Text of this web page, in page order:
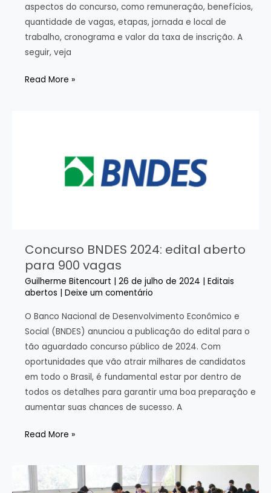
aspectos do concurso, como remuneração, benefícios,
quantidade de vagas, etapas, jornada e local de
trabalho, cronograma e valor da taxa de inscrição. A
seguir, veja
Concurso
Read More »
Concurso BNDES 2024: edital aberto
para 900 vagas
Guilherme Bitencourt 26 de julho de 2024
Editais
abertos
Deixe um comentário
O Banco Nacional de Desenvolvimento Econômico e
Social (BNDES) anunciou a publicação do edital para o
tão aguardado concurso público de 2024. Com
oportunidades que vão atrair milhares de candidatos
em todo o Brasil, é fundamental estar por dentro de
todos os detalhes para garantir uma boa preparação e
aumentar suas chances de sucesso. A
Concurso
2024:
edital
Read More »